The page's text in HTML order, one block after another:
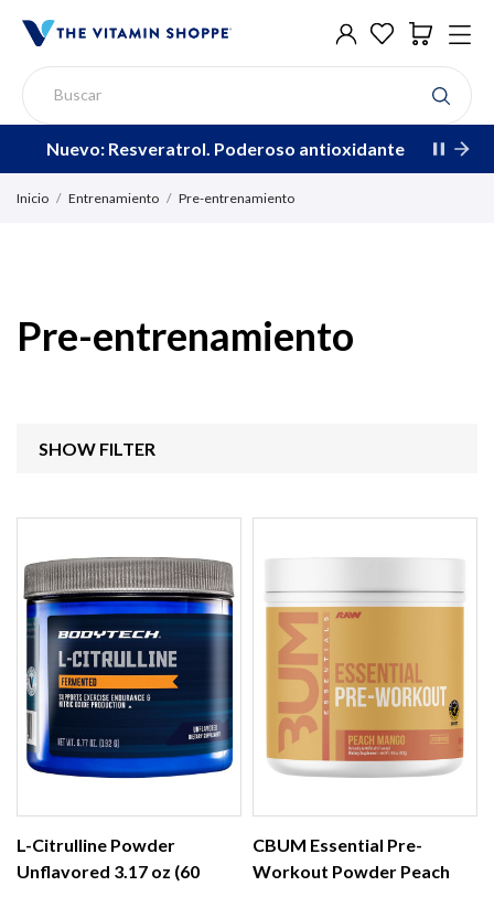
Nuevo: Resveratrol. Poderoso antioxidante
Inicio Entrenamiento Pre-entrenamiento
Pre-entrenamiento
SHOW FILTER
L-Citrulline Powder
Unflavored 3.17 oz (60
CBUM Essential Pre-
Workout Powder Peach